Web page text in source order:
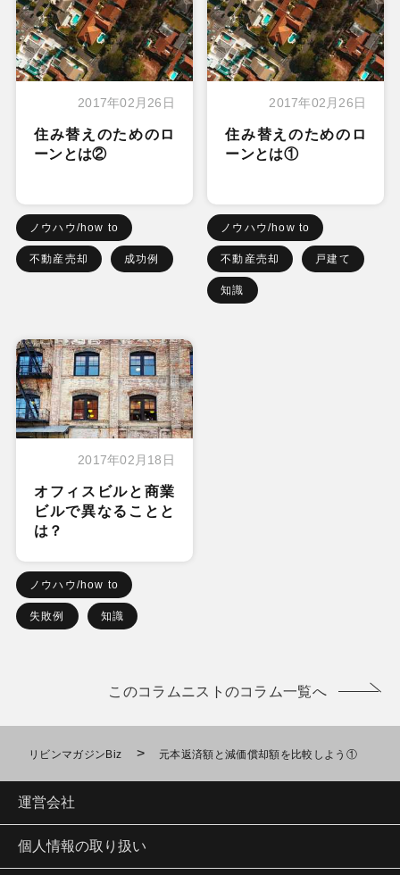
2017年02月26日
住み替えのためのロ
ーンとは②
ノウハウ/how to
不動産売却 成功例
2017年02月26日
住み替えのためのロ
ーンとは①
ノウハウ/how to
不動産売却 戸建て
知識
2017年02月18日
オフィスビルと商業
ビルで異なることと
は？
ノウハウ/how to
失敗例 知識
このコラムニストのコラム一覧へ
リビンマガジンBiz > 元本返済額と減価償却額を比較しよう①
運営会社
個人情報の取り扱い